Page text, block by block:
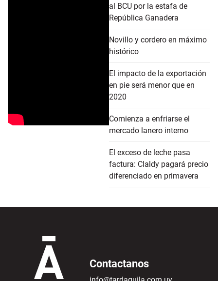
al BCU por la estafa de
República Ganadera
Novillo y cordero en máximo
histórico
El impacto de la exportación
en pie será menor que en
2020
Comienza a enfriarse el
mercado lanero interno
El exceso de leche pasa
factura: Claldy pagará precio
diferenciado en primavera
Contactanos